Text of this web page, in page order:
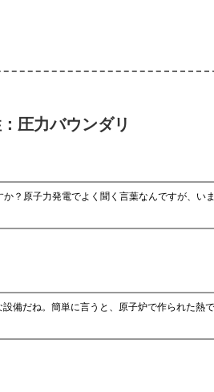
圧力バウンダリ
？原子力発電でよく聞く言葉なんですが、い
備だね。簡単に言うと、原子炉で作られた熱